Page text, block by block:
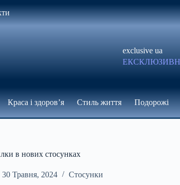
exclusive ua
Краса і здоров’я Стиль життя Подорожі
в нових стосунках
30 Травня, 2024 Стосунки